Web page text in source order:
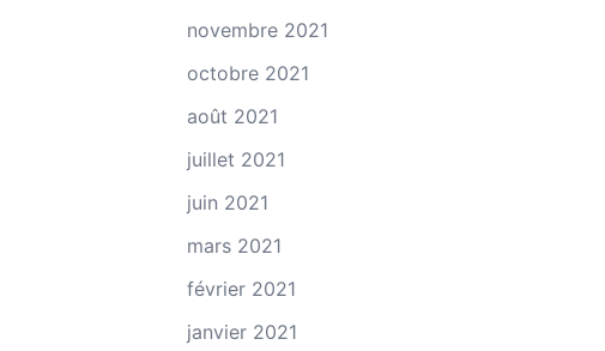
novembre 2021
octobre 2021
août 2021
juillet 2021
juin 2021
mars 2021
février 2021
janvier 2021